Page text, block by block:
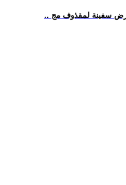
تعرض سفينة لمقذوف مج